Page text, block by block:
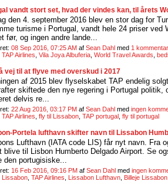
vandt stort set, hvad der vindes kan, til årets
den 4. september 2016 blev en stor dag for
turisme i Portugal, vandt hele 24 priser
før, og ingen andre lande...
08 Sep 2016, 07:25 AM af Sean Dahl med 1
TAP Airlines Vila Joya Albuferia World Travel Awards
vej til at flyve med overskud i 2017
af 2015 blev flyselskabet TAP endelig
skiftede den nye regering i Portugal
delvis re...
22 Aug 2016, 03:17 PM af Sean Dahl med ingen
TAP Airlines fly til Lissabon TAP portugal fly til portugal
Portela lufthavn skifter navn til Lissabon
Lufthavn (IATA code LIS) får nyt navn. Fra
blive til Lisbon Humberto Delgado Airport. Se
den portugisiske...
16 Feb 2016, 09:16 PM af Sean Dahl med ingen
Lissabon TAP Airlines Lissabon Lufthavn Billeje